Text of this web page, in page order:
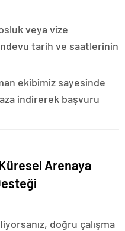
veya vize
tarih ve saatlerinin
ekibimiz sayesinde
indirerek başvuru
Arenaya
doğru çalışma